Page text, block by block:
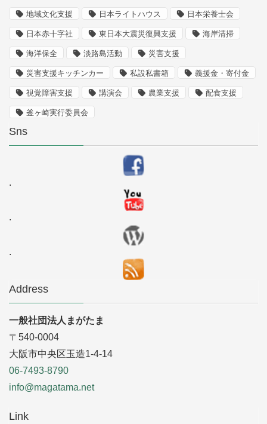
地域文化支援 日本ライトハウス 日本栄養士会
日本赤十字社 東日本大震災復興支援 海岸清掃
海洋保全 淡路島活動 災害支援
災害支援キッチンカー 私設私書箱 義援金・寄付金
視覚障害支援 講演会 農業支援 配食支援
釜ヶ崎実行委員会
Sns
.
.
.
Address
一般社団法人まがたま
〒540-0004
大阪市中央区玉造1-4-14
06-7493-8790
info@magatama.net
Link